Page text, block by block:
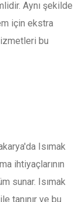
Aynı şekilde
için ekstra
bu
Isımak
ihtiyaçlarının
sunar. Isımak
tanınır ve bu